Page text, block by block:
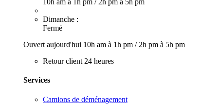
10h am à 1h pm / 2h pm à 5h pm
Dimanche :
Fermé
Ouvert aujourd'hui 10h am à 1h pm / 2h pm à 5h pm
Retour client 24 heures
Services
Camions de déménagement